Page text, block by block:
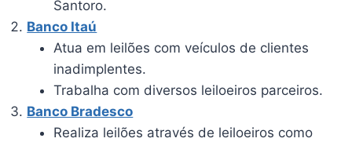
Santoro.
Banco Itaú
Atua em leilões com veículos de clientes
inadimplentes.
Trabalha com diversos leiloeiros parceiros.
Banco Bradesco
Realiza leilões através de leiloeiros como